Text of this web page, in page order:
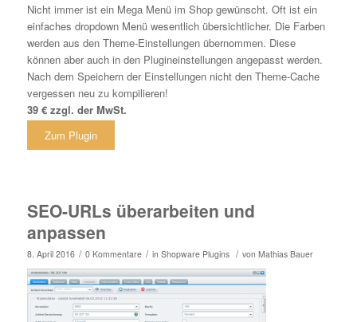
Nicht immer ist ein Mega Menü im Shop gewünscht. Oft ist ein
einfaches dropdown Menü wesentlich übersichtlicher. Die Farben
werden aus den Theme-Einstellungen übernommen. Diese
können aber auch in den Plugineinstellungen angepasst werden.
Nach dem Speichern der Einstellungen nicht den Theme-Cache
vergessen neu zu kompilieren!
39 € zzgl. der MwSt.
Zum Plugin
SEO-URLs überarbeiten und
anpassen
8. April 2016 / 0 Kommentare / in Shopware Plugins / von Mathias Bauer